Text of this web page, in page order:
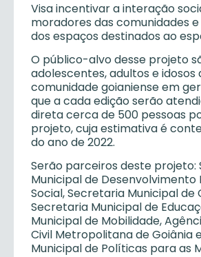
Visa incentivar a interação
moradores das comunidades
dos espaços destinados ao
O público-alvo desse projeto
adolescentes, adultos e idosos
comunidade goianiense em
que a cada edição serão
direta cerca de 500 pessoas
projeto, cuja estimativa é
do ano de 2022.
Serão parceiros deste projeto:
Municipal de Desenvolvimento
Social, Secretaria Municipal de
Secretaria Municipal de
Municipal de Mobilidade,
Civil Metropolitana de Goiânia
Municipal de Políticas para as